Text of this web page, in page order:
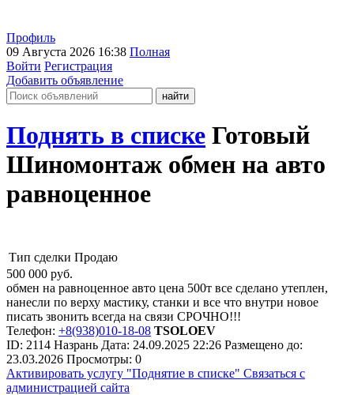
Профиль
09 Августа 2026 16:38 Полная
Войти Регистрация
Добавить объявление
Поднять в списке Готовый
Шиномонтаж обмен на авто
равноценное
Тип сделки Продаю
500 000 руб.
обмен на равноценное авто цена 500т все сделано утеплен,
нанесли по верху мастику, станки и все что внутри новое
писать звонить всегда на связи СРОЧНО!!!
Телефон: +8(938)010-18-08 TSOLOEV
ID: 2114 Назрань Дата: 24.09.2025 22:26 Размещено до:
23.03.2026 Просмотры: 0
Активировать услугу "Поднятие в списке" Связаться с
администрацией сайта